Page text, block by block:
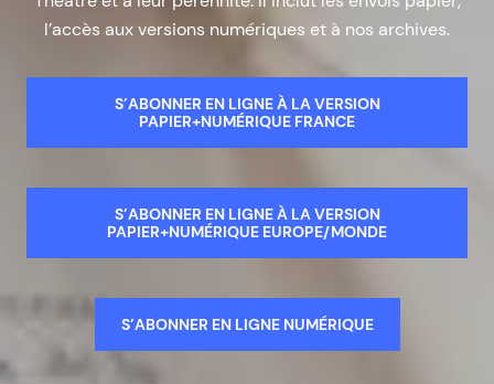
l’accès aux versions numériques et à nos archives.
S’ABONNER EN LIGNE À LA VERSION
PAPIER+NUMÉRIQUE FRANCE
S’ABONNER EN LIGNE À LA VERSION
PAPIER+NUMÉRIQUE EUROPE/MONDE
S’ABONNER EN LIGNE NUMÉRIQUE